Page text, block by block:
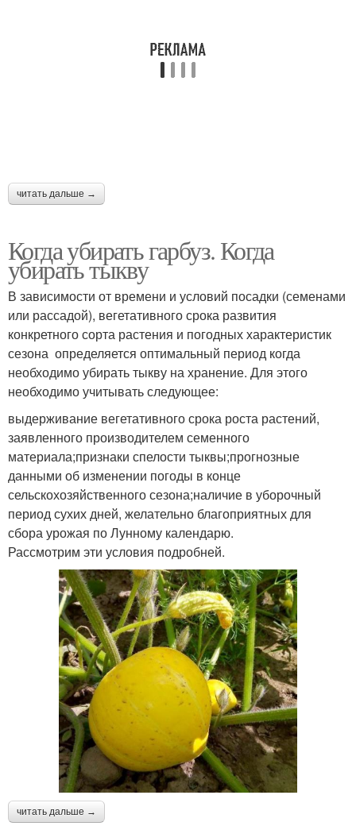
читать дальше →
Когда убирать гарбуз. Когда
убирать тыкву
В зависимости от времени и условий посадки (семенами
или рассадой), вегетативного срока развития
конкретного сорта растения и погодных характеристик
сезона определяется оптимальный период когда
необходимо убирать тыкву на хранение. Для этого
необходимо учитывать следующее:
выдерживание вегетативного срока роста растений,
заявленного производителем семенного
материала;признаки спелости тыквы;прогнозные
данными об изменении погоды в конце
сельскохозяйственного сезона;наличие в уборочный
период сухих дней, желательно благоприятных для
сбора урожая по Лунному календарю.
Рассмотрим эти условия подробней.
читать дальше →